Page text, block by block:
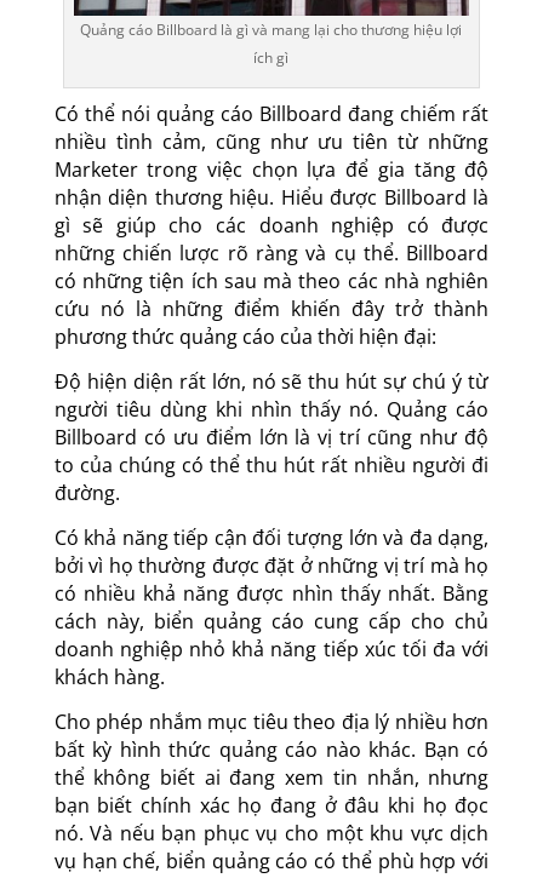
Quảng cáo Billboard là gì và mang lại cho thương hiệu lợi
ích gì
Có thể nói quảng cáo Billboard đang chiếm rất
nhiều tình cảm, cũng như ưu tiên từ những
Marketer trong việc chọn lựa để gia tăng độ
nhận diện thương hiệu. Hiểu được Billboard là
gì sẽ giúp cho các doanh nghiệp có được
những chiến lược rõ ràng và cụ thể. Billboard
có những tiện ích sau mà theo các nhà nghiên
cứu nó là những điểm khiến đây trở thành
phương thức quảng cáo của thời hiện đại:
Độ hiện diện rất lớn, nó sẽ thu hút sự chú ý từ
người tiêu dùng khi nhìn thấy nó. Quảng cáo
Billboard có ưu điểm lớn là vị trí cũng như độ
to của chúng có thể thu hút rất nhiều người đi
đường.
Có khả năng tiếp cận đối tượng lớn và đa dạng,
bởi vì họ thường được đặt ở những vị trí mà họ
có nhiều khả năng được nhìn thấy nhất. Bằng
cách này, biển quảng cáo cung cấp cho chủ
doanh nghiệp nhỏ khả năng tiếp xúc tối đa với
khách hàng.
Cho phép nhắm mục tiêu theo địa lý nhiều hơn
bất kỳ hình thức quảng cáo nào khác. Bạn có
thể không biết ai đang xem tin nhắn, nhưng
bạn biết chính xác họ đang ở đâu khi họ đọc
nó. Và nếu bạn phục vụ cho một khu vực dịch
vụ hạn chế, biển quảng cáo có thể phù hợp với